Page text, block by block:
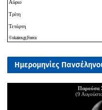
Ημερομηνίες
Παρούσα
(9